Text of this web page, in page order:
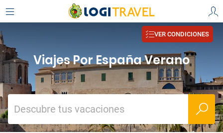
VER CONDICIONES
Viajes Por España Verano
Descubre tus vacaciones